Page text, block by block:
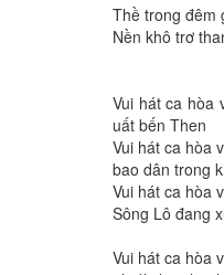
Thề trong đêm
Nền khô trơ
Vui hát ca hòa
uất bến Then
Vui hát ca hòa
bao dân trong
Vui hát ca hòa
Sông Lô đang
Vui hát ca hòa